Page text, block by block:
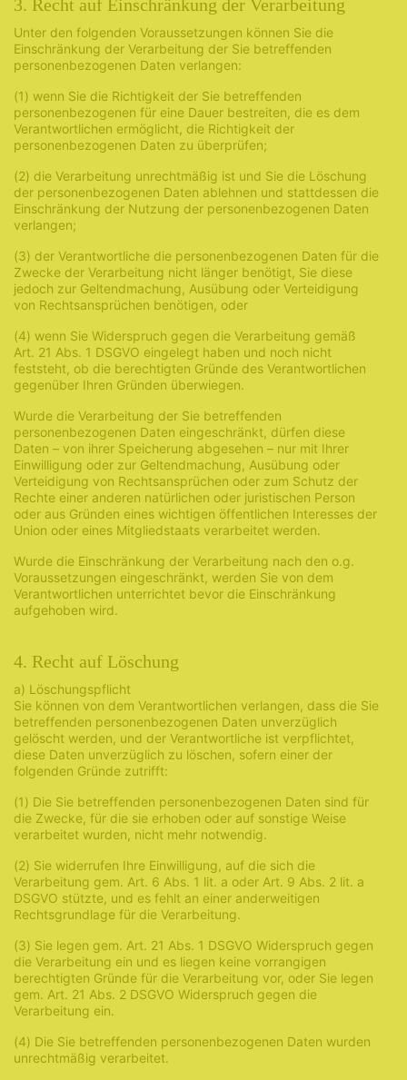
3. Recht auf Einschränkung der Verarbeitung
Unter den folgenden Voraussetzungen können Sie die
Einschränkung der Verarbeitung der Sie betreffenden
personenbezogenen Daten verlangen:
(1) wenn Sie die Richtigkeit der Sie betreffenden
personenbezogenen für eine Dauer bestreiten, die es dem
Verantwortlichen ermöglicht, die Richtigkeit der
personenbezogenen Daten zu überprüfen;
(2) die Verarbeitung unrechtmäßig ist und Sie die Löschung
der personenbezogenen Daten ablehnen und stattdessen die
Einschränkung der Nutzung der personenbezogenen Daten
verlangen;
(3) der Verantwortliche die personenbezogenen Daten für die
Zwecke der Verarbeitung nicht länger benötigt, Sie diese
jedoch zur Geltendmachung, Ausübung oder Verteidigung
von Rechtsansprüchen benötigen, oder
(4) wenn Sie Widerspruch gegen die Verarbeitung gemäß
Art. 21 Abs. 1 DSGVO eingelegt haben und noch nicht
feststeht, ob die berechtigten Gründe des Verantwortlichen
gegenüber Ihren Gründen überwiegen.
Wurde die Verarbeitung der Sie betreffenden
personenbezogenen Daten eingeschränkt, dürfen diese
Daten – von ihrer Speicherung abgesehen – nur mit Ihrer
Einwilligung oder zur Geltendmachung, Ausübung oder
Verteidigung von Rechtsansprüchen oder zum Schutz der
Rechte einer anderen natürlichen oder juristischen Person
oder aus Gründen eines wichtigen öffentlichen Interesses der
Union oder eines Mitgliedstaats verarbeitet werden.
Wurde die Einschränkung der Verarbeitung nach den o.g.
Voraussetzungen eingeschränkt, werden Sie von dem
Verantwortlichen unterrichtet bevor die Einschränkung
aufgehoben wird.
4. Recht auf Löschung
a) Löschungspflicht
Sie können von dem Verantwortlichen verlangen, dass die Sie
betreffenden personenbezogenen Daten unverzüglich
gelöscht werden, und der Verantwortliche ist verpflichtet,
diese Daten unverzüglich zu löschen, sofern einer der
folgenden Gründe zutrifft:
(1) Die Sie betreffenden personenbezogenen Daten sind für
die Zwecke, für die sie erhoben oder auf sonstige Weise
verarbeitet wurden, nicht mehr notwendig.
(2) Sie widerrufen Ihre Einwilligung, auf die sich die
Verarbeitung gem. Art. 6 Abs. 1 lit. a oder Art. 9 Abs. 2 lit. a
DSGVO stützte, und es fehlt an einer anderweitigen
Rechtsgrundlage für die Verarbeitung.
(3) Sie legen gem. Art. 21 Abs. 1 DSGVO Widerspruch gegen
die Verarbeitung ein und es liegen keine vorrangigen
berechtigten Gründe für die Verarbeitung vor, oder Sie legen
gem. Art. 21 Abs. 2 DSGVO Widerspruch gegen die
Verarbeitung ein.
(4) Die Sie betreffenden personenbezogenen Daten wurden
unrechtmäßig verarbeitet.